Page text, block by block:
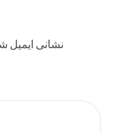
نشانی ایمیل